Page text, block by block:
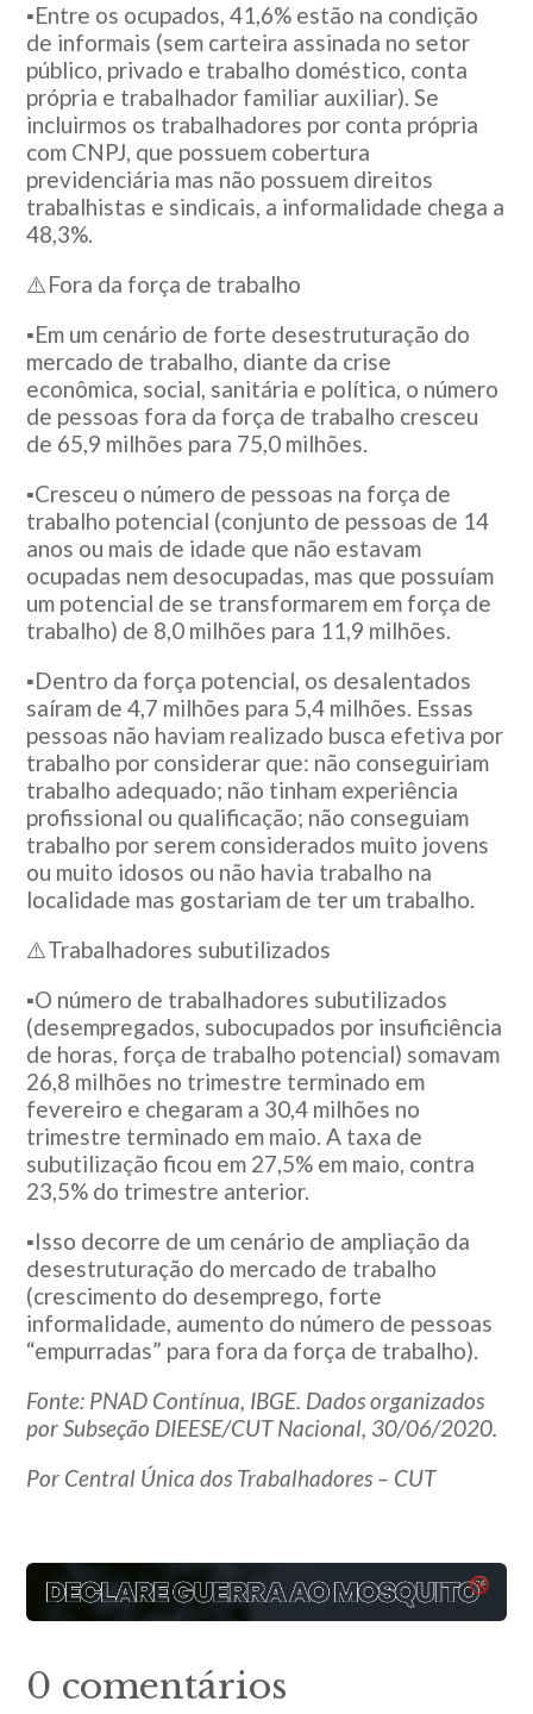
▪️Entre os ocupados, 41,6% estão na condição
de informais (sem carteira assinada no setor
público, privado e trabalho doméstico, conta
própria e trabalhador familiar auxiliar). Se
incluirmos os trabalhadores por conta própria
com CNPJ, que possuem cobertura
previdenciária mas não possuem direitos
trabalhistas e sindicais, a informalidade chega a
48,3%.
⚠️Fora da força de trabalho
▪️Em um cenário de forte desestruturação do
mercado de trabalho, diante da crise
econômica, social, sanitária e política, o número
de pessoas fora da força de trabalho cresceu
de 65,9 milhões para 75,0 milhões.
▪️Cresceu o número de pessoas na força de
trabalho potencial (conjunto de pessoas de 14
anos ou mais de idade que não estavam
ocupadas nem desocupadas, mas que possuíam
um potencial de se transformarem em força de
trabalho) de 8,0 milhões para 11,9 milhões.
▪️Dentro da força potencial, os desalentados
saíram de 4,7 milhões para 5,4 milhões. Essas
pessoas não haviam realizado busca efetiva por
trabalho por considerar que: não conseguiriam
trabalho adequado; não tinham experiência
profissional ou qualificação; não conseguiam
trabalho por serem considerados muito jovens
ou muito idosos ou não havia trabalho na
localidade mas gostariam de ter um trabalho.
⚠️Trabalhadores subutilizados
▪️O número de trabalhadores subutilizados
(desempregados, subocupados por insuficiência
de horas, força de trabalho potencial) somavam
26,8 milhões no trimestre terminado em
fevereiro e chegaram a 30,4 milhões no
trimestre terminado em maio. A taxa de
subutilização ficou em 27,5% em maio, contra
23,5% do trimestre anterior.
▪️Isso decorre de um cenário de ampliação da
desestruturação do mercado de trabalho
(crescimento do desemprego, forte
informalidade, aumento do número de pessoas
“empurradas” para fora da força de trabalho).
Fonte: PNAD Contínua, IBGE. Dados organizados
por Subseção DIEESE/CUT Nacional, 30/06/2020.
Por Central Única dos Trabalhadores – CUT
0 comentários